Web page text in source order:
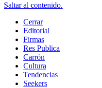
Saltar al contenido.
Cerrar
Editorial
Firmas
Res Publica
Carrón
Cultura
Tendencias
Seekers